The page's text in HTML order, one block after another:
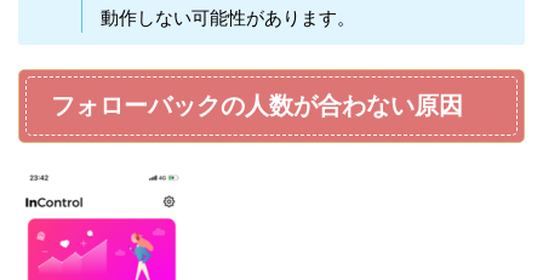
動作しない可能性があります。
フォローバックの人数が合わない原因